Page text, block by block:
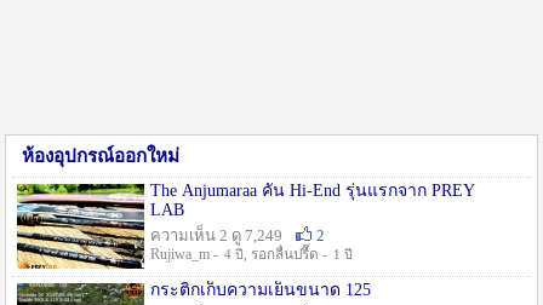
ห้องอุปกรณ์ออกใหม่
The Anjumaraa คัน Hi-End รุ่นแรกจาก PREY
LAB
ความเห็น 2 ดู 7,249
2
Rujiwa_m - 4 ปี , รอกลื่นปรื๊ด - 1 ปี
กระติกเก็บความเย็นขนาด 125